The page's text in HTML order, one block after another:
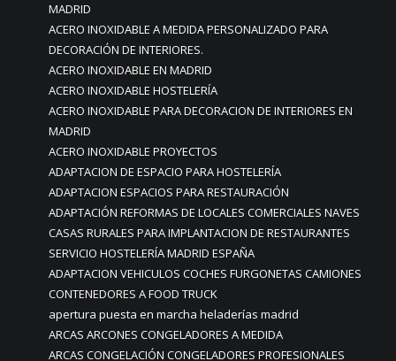
MADRID
ACERO INOXIDABLE A MEDIDA PERSONALIZADO PARA
DECORACIÓN DE INTERIORES.
ACERO INOXIDABLE EN MADRID
ACERO INOXIDABLE HOSTELERÍA
ACERO INOXIDABLE PARA DECORACION DE INTERIORES EN
MADRID
ACERO INOXIDABLE PROYECTOS
ADAPTACION DE ESPACIO PARA HOSTELERÍA
ADAPTACION ESPACIOS PARA RESTAURACIÓN
ADAPTACIÓN REFORMAS DE LOCALES COMERCIALES NAVES
CASAS RURALES PARA IMPLANTACION DE RESTAURANTES
SERVICIO HOSTELERÍA MADRID ESPAÑA
ADAPTACION VEHICULOS COCHES FURGONETAS CAMIONES
CONTENEDORES A FOOD TRUCK
apertura puesta en marcha heladerías madrid
ARCAS ARCONES CONGELADORES A MEDIDA
ARCAS CONGELACIÓN CONGELADORES PROFESIONALES